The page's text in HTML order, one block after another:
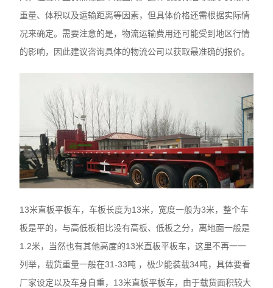
重量、体积以及运输距离等因素，但具体价格还需根据实际情
况来确定。需要注意的是，物流运输费用还可能受到地区行情
的影响，因此建议咨询具体的物流公司以获取最准确的报价。
13米直板平板车，车板长度为13米，宽度一般为3米，整个车
板是平的，与高低板相比没有高板、低板之分，离地面一般是
1.2米，当然也有其他高度的13米直板平板车，这里不再一一
列举，载货重量一般在31-33吨 ，极少能装载34吨，具体要看
厂家设定以及车身自重，13米直板平板车，由于载货面积较大